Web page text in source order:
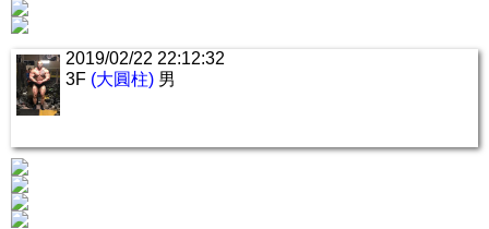
2019/02/22 22:12:32
3F (大圓柱) 男